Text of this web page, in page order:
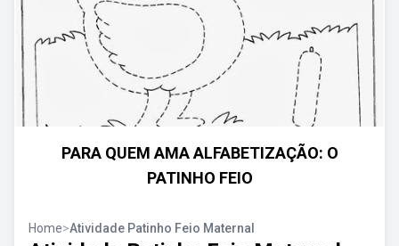
PARA QUEM AMA ALFABETIZAÇÃO: O
PATINHO FEIO
Home>Atividade Patinho Feio Maternal